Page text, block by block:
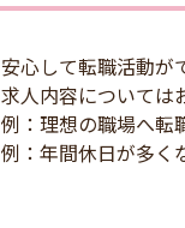
安心して転職活動が
求人内容については
例：理想の職場へ転
例：年間休日が多く